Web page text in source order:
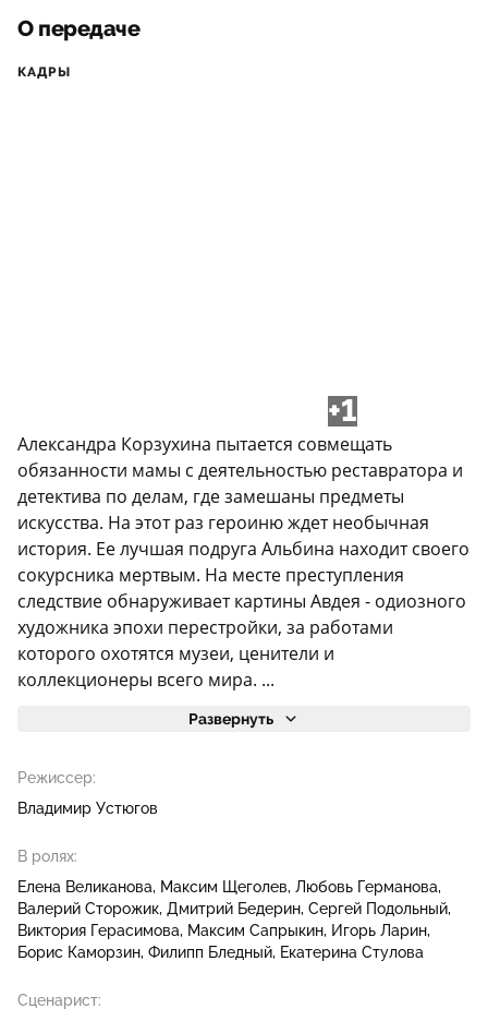
О передаче
КАДРЫ
+1
Александра Корзухина пытается совмещать
обязанности мамы с деятельностью реставратора и
детектива по делам, где замешаны предметы
искусства. На этот раз героиню ждет необычная
история. Ее лучшая подруга Альбина находит своего
сокурсника мертвым. На месте преступления
следствие обнаруживает картины Авдея - одиозного
художника эпохи перестройки, за работами
которого охотятся музеи, ценители и
коллекционеры всего мира. ...
Развернуть
Режиссер:
Владимир Устюгов
В ролях:
Елена Великанова Максим Щеголев Любовь Германова
Валерий Сторожик Дмитрий Бедерин Сергей Подольный
Виктория Герасимова Максим Сапрыкин Игорь Ларин
Борис Каморзин Филипп Бледный Екатерина Стулова
Сценарист: